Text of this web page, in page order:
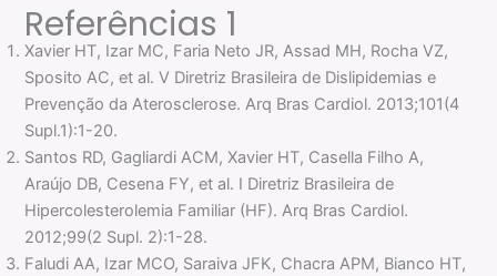
Referências 1
Xavier HT, Izar MC, Faria Neto JR, Assad MH, Rocha VZ,
Sposito AC, et al. V Diretriz Brasileira de Dislipidemias e
Prevenção da Aterosclerose. Arq Bras Cardiol. 2013;101(4
Supl.1):1-20.
Santos RD, Gagliardi ACM, Xavier HT, Casella Filho A,
Araújo DB, Cesena FY, et al. I Diretriz Brasileira de
Hipercolesterolemia Familiar (HF). Arq Bras Cardiol.
2012;99(2 Supl. 2):1-28.
Faludi AA, Izar MCO, Saraiva JFK, Chacra APM, Bianco HT,